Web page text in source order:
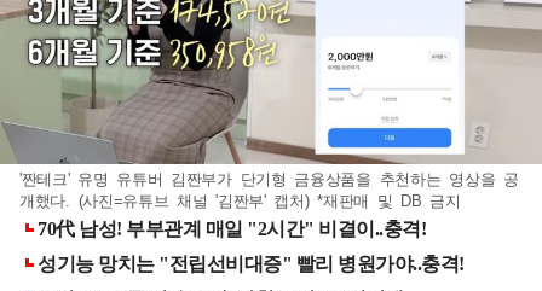
'짠테크' 유명 유튜버 김짠부가 단기형 금융상품을 추천하는 영상을 공
개했다. (사진=유튜브 채널 '김짠부' 캡처) *재판매 및 DB 금지